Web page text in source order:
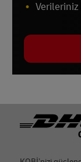
Footer